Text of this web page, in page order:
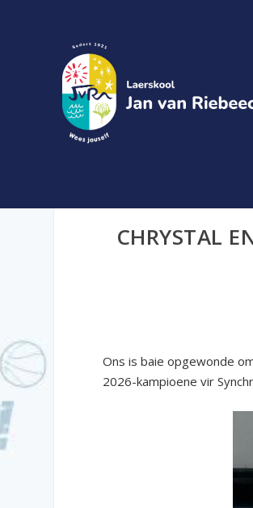
CHRYSTAL
Ons is baie opgewonde
2026-kampioene vir